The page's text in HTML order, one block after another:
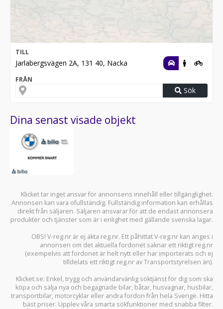
TILL
Jarlabergsvägen 2A, 131 40, Nacka
FRÅN
Sök
Dina senast visade objekt
Klicket tar inget ansvar för annonsens innehåll eller tillgänglighet.
Annonsen kan vara ofullständig. Fullständig information kan erhållas
direkt från säljaren. Säljaren ansvarar för att de endast annonsera
produkter och tjänster som är i enlighet med gällande svenska lagar.
OBS! V-reg.nr är ej äkta reg.nr. Ett påhittat V-reg.nr kan anges i
annonsen om det aktuella fordonet saknar ett riktigt reg.nr
(exempelvis att fordonet är helt nytt eller har importerats och ej
tilldelats ett riktigt reg.nr av Transportstyrelsen än).
Klicket.se: Enkel, trygg och användarvänlig söktjänst för dig som ska
köpa och sälja nya och begagnade bilar, båtar, husvagnar, husbilar,
transportbilar, motorcyklar eller andra fordon från hela Sverige. Hitta
bäst priser. Upplev våra smarta sökfunktioner med snabba filter.